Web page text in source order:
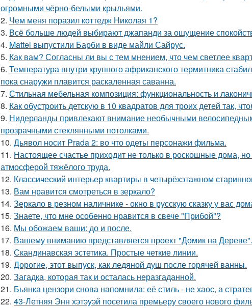
огромными чёрно-белыми крыльями.
2. Чем меня поразил коттедж Николая 1?
3. Всё больше людей выбирают джапанди за ощущение
4. Mattel выпустили Барби в виде майли Сайрус.
5. Как вам? Согласны ли вы с тем мнением, что чем светлее
6. Температура внутри крупного африканского термитника
пока снаружи плавится раскаленная саванна.
7. Стильная мебельная композиция: функциональность и
8. Как обустроить детскую в 10 квадратов для троих детей так,
9. Нидерланды привлекают внимание необычными
прозрачными стеклянными потолками.
10. Дьявол носит Prada 2: во что одеты персонажи фильма.
11. Настоящее счастье приходит не только в роскошные дома,
атмосферой тяжёлого труда.
12. Классический интерьер квартиры в четырёхэтажном
13. Вам нравится смотреться в зеркало?
14. Зеркало в резном наличнике - окно в русскую сказку у вас
15. Знаете, что мне особенно нравится в свече "Прибой"?
16. Мы обожаем ваши: до и после.
17. Вашему вниманию представляется проект "Домик на Дереве".
18. Скандинавская эстетика. Простые четкие линии.
19. Дорогие, этот выпуск, как ледяной душ после горячей ванны.
20. Загадка, которая так и осталась неразгаданной.
21. Бьянка цензори снова напомнила: её стиль - не хаос, а
22. 43-Летняя Энн хэтэуэй посетила премьеру своего нового